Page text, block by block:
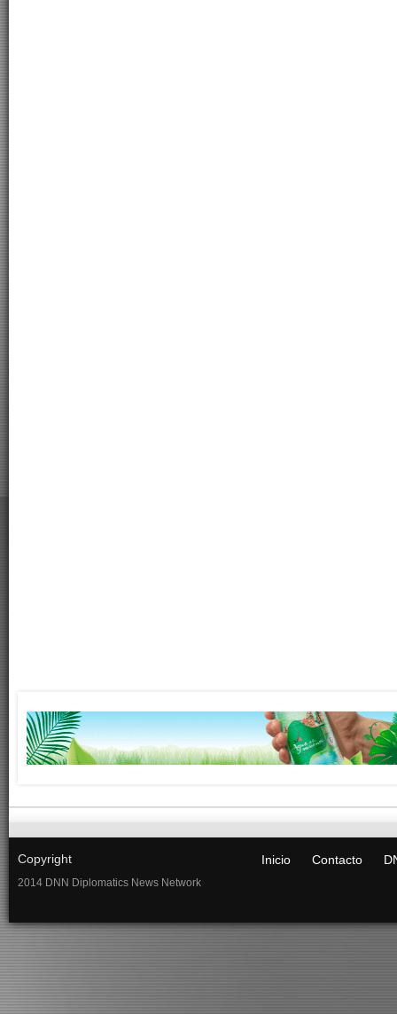
Copyright
2014 DNN Diplomatics News Network
Inicio Contacto